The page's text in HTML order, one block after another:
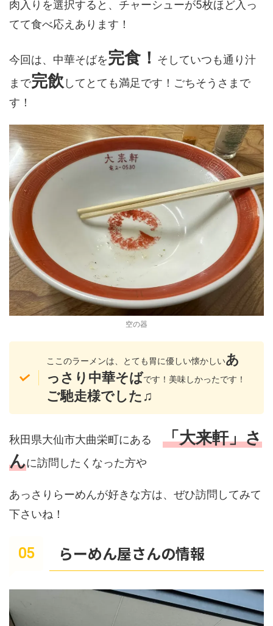
肉入りを選択すると、チャーシューが5枚ほど入っ
てて食べ応えあります！
今回は、中華そばを完食！ そしていつも通り汁
まで完飲 してとても満足です！ごちそうさまで
す！
空の器
ここのラーメンは、とても胃に優しい懐かしいあ
っさり中華そばです！美味しかったです！
ご馳走様でした♫
秋田県大仙市大曲栄町にある 「大来軒」さ
んに訪問したくなった方や
あっさりらーめんが好きな方は、ぜひ訪問してみて
下さいね！
らーめん屋さんの情報